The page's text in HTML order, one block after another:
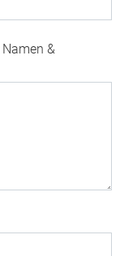
&